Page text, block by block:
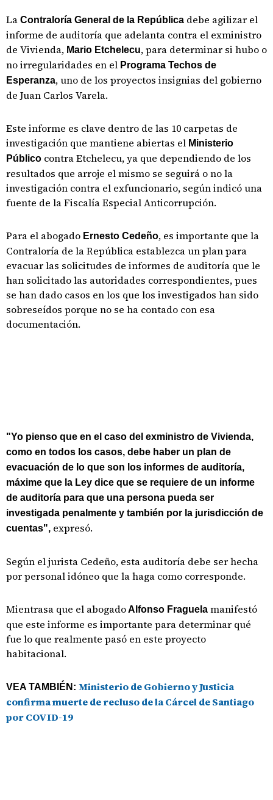
La Contraloría General de la República debe agilizar el
informe de auditoría que adelanta contra el exministro
de Vivienda, Mario Etchelecu, para determinar si hubo o
no irregularidades en el Programa Techos de
Esperanza, uno de los proyectos insignias del gobierno
de Juan Carlos Varela.
Este informe es clave dentro de las 10 carpetas de
investigación que mantiene abiertas el Ministerio
Público contra Etchelecu, ya que dependiendo de los
resultados que arroje el mismo se seguirá o no la
investigación contra el exfuncionario, según indicó una
fuente de la Fiscalía Especial Anticorrupción.
Para el abogado Ernesto Cedeño, es importante que la
Contraloría de la República establezca un plan para
evacuar las solicitudes de informes de auditoría que le
han solicitado las autoridades correspondientes, pues
se han dado casos en los que los investigados han sido
sobreseídos porque no se ha contado con esa
documentación.
"Yo pienso que en el caso del exministro de Vivienda,
como en todos los casos, debe haber un plan de
evacuación de lo que son los informes de auditoría,
máxime que la Ley dice que se requiere de un informe
de auditoría para que una persona pueda ser
investigada penalmente y también por la jurisdicción de
cuentas", expresó.
Según el jurista Cedeño, esta auditoría debe ser hecha
por personal idóneo que la haga como corresponde.
Mientrasa que el abogadoAlfonso Fraguela manifestó
que este informe es importante para determinar qué
fue lo que realmente pasó en este proyecto
habitacional.
VEA TAMBIÉN: Ministerio de Gobierno y Justicia
confirma muerte de recluso de la Cárcel de Santiago
por COVID-19